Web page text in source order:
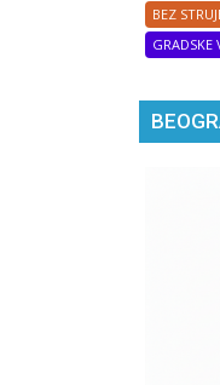
BEZ
GRADSKE